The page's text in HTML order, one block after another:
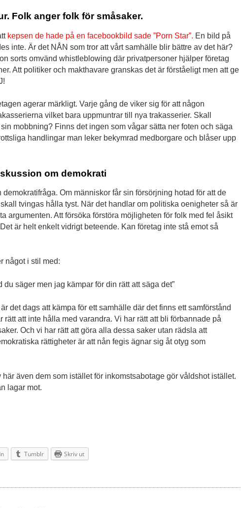
Folk anger folk för småsaker.
kepsen de hade på en facebookbild sade ”Porn Star”. En bild på
inte. Är det NÅN som tror att vårt samhälle blir bättre av det här?
sorts omvänd whistleblowing där privatpersoner hjälper företag
Att politiker och makthavare granskas det är förståeligt men att ge
agerar märkligt. Varje gång de viker sig för att någon
vilket bara uppmuntrar till nya trakasserier. Skall
mobbning? Finns det ingen som vågar sätta ner foten och säga
handlingar man leker bekymrad medborgare och blåser upp
om demokrati
Om människor får sin försörjning hotad för att de
tvingas hålla tyst. När det handlar om politiska oenigheter så är
argumenten. Att försöka förstöra möjligheten för folk med fel åsikt
är helt enkelt vidrigt beteende. Kan företag inte stå emot så
något i stil med:
du säger men jag kämpar för din rätt att säga det”
det dags att kämpa för ett samhälle där det finns ett samförstånd
rätt att inte hålla med varandra. Vi har rätt att bli förbannade på
Och vi har rätt att göra alla dessa saker utan rädsla att
rättigheter är att nån fegis ägnar sig åt otyg som
även dem som istället för inkomstsabotage gör våldshot istället.
lagar mot.
Tumblr Skriv ut